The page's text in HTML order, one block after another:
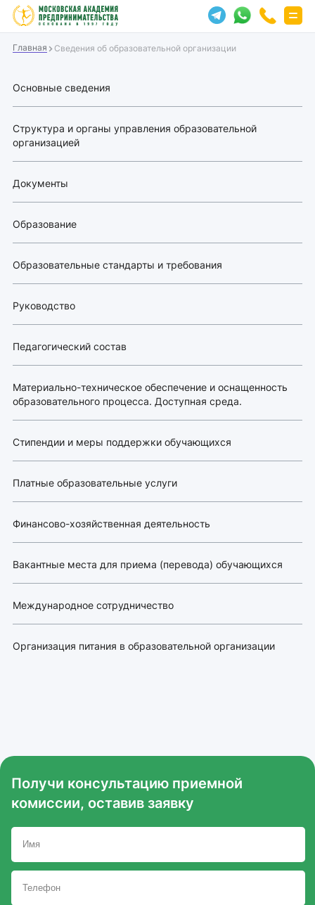
Главная Сведения об образовательной организации
Основные сведения
Структура и органы управления образовательной
организацией
Документы
Образование
Образовательные стандарты и требования
Руководство
Педагогический состав
Материально-техническое обеспечение и оснащенность
образовательного процесса. Доступная среда.
Стипендии и меры поддержки обучающихся
Платные образовательные услуги
Финансово-хозяйственная деятельность
Вакантные места для приема (перевода) обучающихся
Международное сотрудничество
Организация питания в образовательной организации
Получи консультацию приемной
комиссии, оставив заявку